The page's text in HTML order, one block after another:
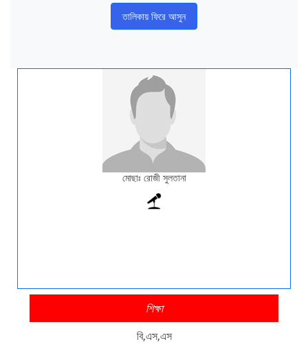
তালিকায় ফিরে আসুন
মোছাঃ রোজী সুলতানা
শিক্ষা
বি,এস,এস